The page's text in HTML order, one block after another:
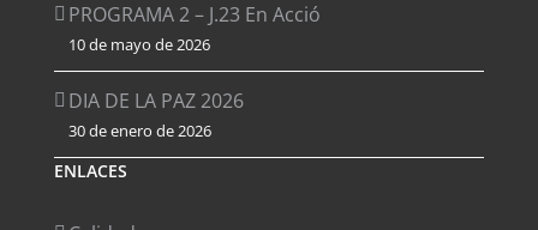
PROGRAMA 2 – J.23 En Acció
10 de mayo de 2026
DIA DE LA PAZ 2026
30 de enero de 2026
ENLACES